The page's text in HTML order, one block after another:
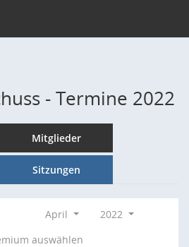
- Termine 2022
Mitglieder
Sitzungen
April
2022
auswählen